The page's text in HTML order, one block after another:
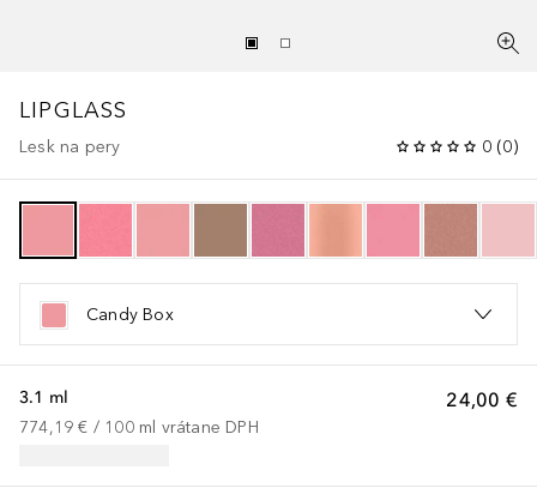
LIPGLASS
Lesk na pery 0 (0)
Candy Box
24,00 €
3.1 ml
774,19 € / 100 ml vrátane DPH